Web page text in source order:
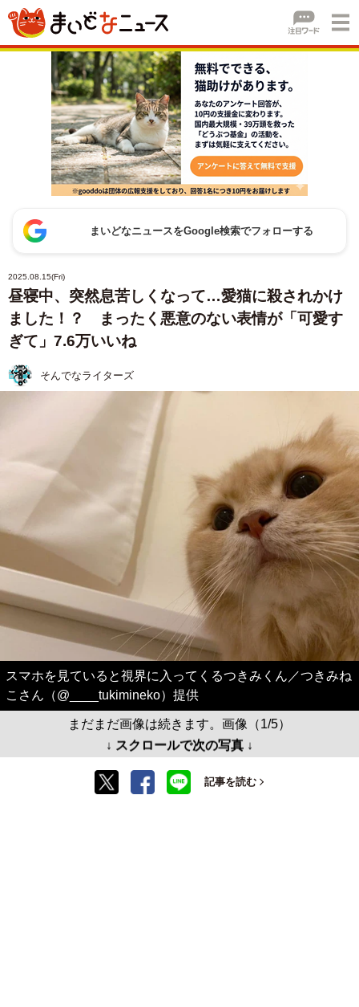
まいどなニュースをGoogle検索でフォローする
2025.08.15(Fri)
昼寝中、突然息苦しくなって…愛猫に殺されかけ
ました！？ まったく悪意のない表情が「可愛す
ぎて」7.6万いいね
そんでなライターズ
スマホを見ていると視界に入ってくるつきみくん／つきみね
こさん（@____tukimineko）提供
まだまだ画像は続きます。画像（1/5）
↓ スクロールで次の写真 ↓
記事を読む